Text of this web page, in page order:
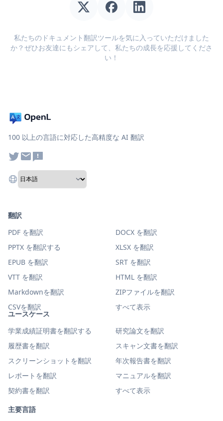
私たちのドキュメント翻訳ツールを気に入っていただけました
か？ぜひお友達にもシェアして、私たちの成長を応援してくださ
い！
100 以上の言語に対応した高精度な AI 翻訳
ユースケース
学業成績証明書を翻訳する
研究論文を翻訳
履歴書を翻訳
スキャン文書を翻訳
スクリーンショットを翻訳
年次報告書を翻訳
レポートを翻訳
マニュアルを翻訳
契約書を翻訳
すべて表示
主要言語
翻訳
PDF を翻訳
DOCX を翻訳
PPTX を翻訳する
XLSX を翻訳
EPUB を翻訳
SRT を翻訳
VTT を翻訳
HTML を翻訳
Markdownを翻訳
ZIPファイルを翻訳
CSVを翻訳
すべて表示